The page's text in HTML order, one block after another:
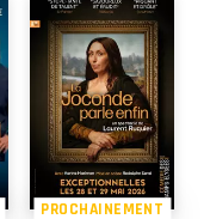
PROCHAINEMENT